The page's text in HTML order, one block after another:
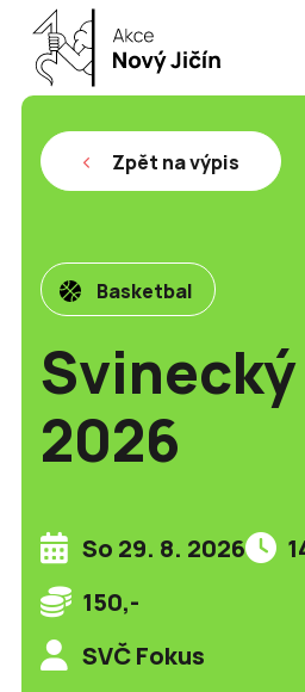
Zpět na výpis
Basketbal
2026
So 29. 8. 2026
150,-
SVČ Fokus